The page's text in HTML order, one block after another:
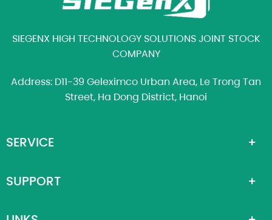
SIEGENX HIGH TECHNOLOGY SOLUTIONS JOINT STOCK
COMPANY
Address: D11-39 Geleximco Urban Area, Le Trong Tan
Street, Ha Dong District, Hanoi
SERVICE
SUPPORT